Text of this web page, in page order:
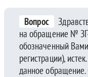
Вопрос
на обращение №
обозначенный
регистрации),
данное обращение.